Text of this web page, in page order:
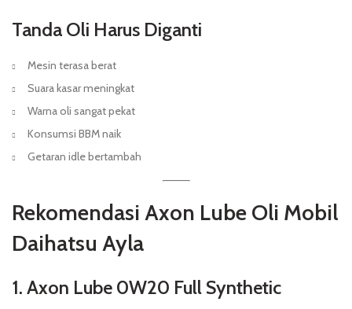
Tanda Oli Harus Diganti
Mesin terasa berat
Suara kasar meningkat
Warna oli sangat pekat
Konsumsi BBM naik
Getaran idle bertambah
Rekomendasi Axon Lube Oli Mobil
Daihatsu Ayla
1. Axon Lube 0W20 Full Synthetic